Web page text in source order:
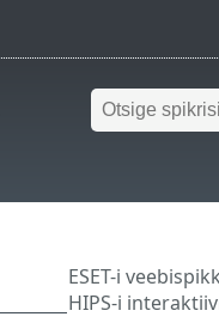
ESET-i
HIPS-i